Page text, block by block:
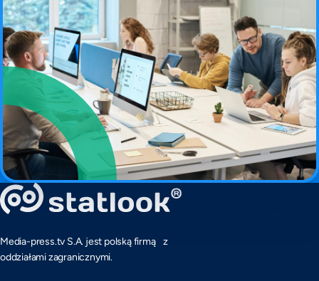
Media-press.tv S.A. jest polską firmą z
oddziałami zagranicznymi.